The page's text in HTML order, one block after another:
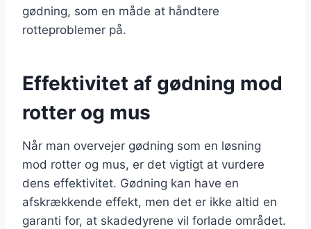
gødning, som en måde at håndtere
rotteproblemer på.
Effektivitet af gødning mod
rotter og mus
Når man overvejer gødning som en løsning
mod rotter og mus, er det vigtigt at vurdere
dens effektivitet. Gødning kan have en
afskrækkende effekt, men det er ikke altid en
garanti for, at skadedyrene vil forlade området.